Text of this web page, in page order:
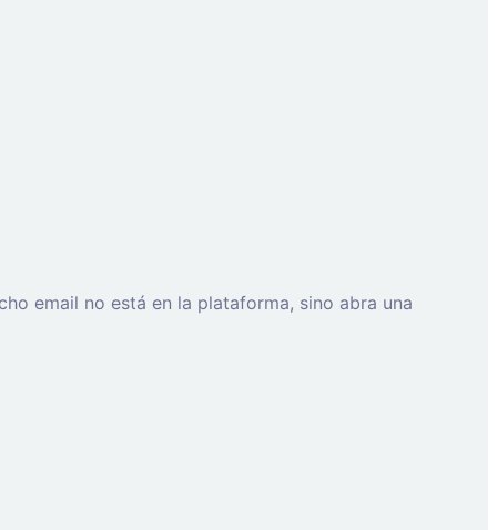
email no está en la plataforma, sino abra una